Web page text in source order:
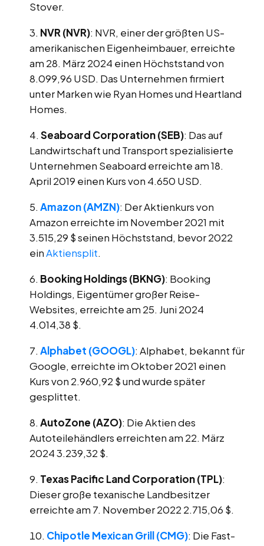
Stover.
NVR (NVR): NVR, einer der größten US-
amerikanischen Eigenheimbauer, erreichte
am 28. März 2024 einen Höchststand von
8.099,96 USD. Das Unternehmen firmiert
unter Marken wie Ryan Homes und Heartland
Homes.
Seaboard Corporation (SEB): Das auf
Landwirtschaft und Transport spezialisierte
Unternehmen Seaboard erreichte am 18.
April 2019 einen Kurs von 4.650 USD.
Amazon (AMZN): Der Aktienkurs von
Amazon erreichte im November 2021 mit
3.515,29 $ seinen Höchststand, bevor 2022
einAktiensplit.
Booking Holdings (BKNG): Booking
Holdings, Eigentümer großer Reise-
Websites, erreichte am 25. Juni 2024
4.014,38 $.
Alphabet (GOOGL): Alphabet, bekannt für
Google, erreichte im Oktober 2021 einen
Kurs von 2.960,92 $ und wurde später
gesplittet.
AutoZone (AZO): Die Aktien des
Autoteilehändlers erreichten am 22. März
2024 3.239,32 $.
Texas Pacific Land Corporation (TPL):
Dieser große texanische Landbesitzer
erreichte am 7. November 2022 2.715,06 $.
Chipotle Mexican Grill (CMG): Die Fast-